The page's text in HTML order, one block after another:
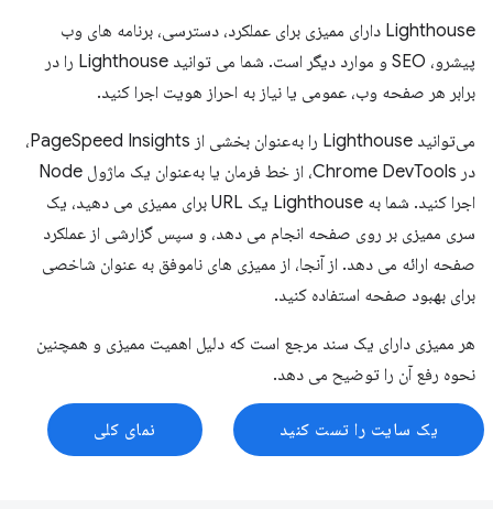
Lighthouse دارای ممیزی برای عملکرد، دسترسی، برنامه های وب
پیشرو، SEO و موارد دیگر است. شما می توانید Lighthouse را در
برابر هر صفحه وب، عمومی یا نیاز به احراز هویت اجرا کنید.
می‌توانید Lighthouse را به‌عنوان بخشی از PageSpeed ​​Insights،
در Chrome DevTools، از خط فرمان یا به‌عنوان یک ماژول Node
اجرا کنید. شما به Lighthouse یک URL برای ممیزی می دهید، یک
سری ممیزی بر روی صفحه انجام می دهد، و سپس گزارشی از عملکرد
صفحه ارائه می دهد. از آنجا، از ممیزی های ناموفق به عنوان شاخصی
برای بهبود صفحه استفاده کنید.
هر ممیزی دارای یک سند مرجع است که دلیل اهمیت ممیزی و همچنین
نحوه رفع آن را توضیح می دهد.
یک سایت را تست کنید نمای کلی